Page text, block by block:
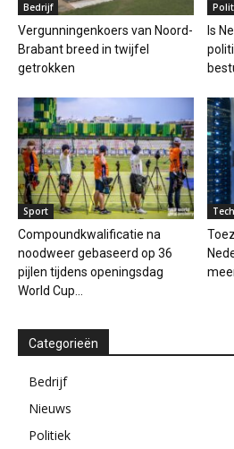
Bedrijf
Vergunningenkoers van Noord-
Brabant breed in twijfel
getrokken
Is
Sport
Compoundkwalificatie na
noodweer gebaseerd op 36
pijlen tijdens openingsdag
World Cup...
Categorieën
Bedrijf
Nieuws
Politiek